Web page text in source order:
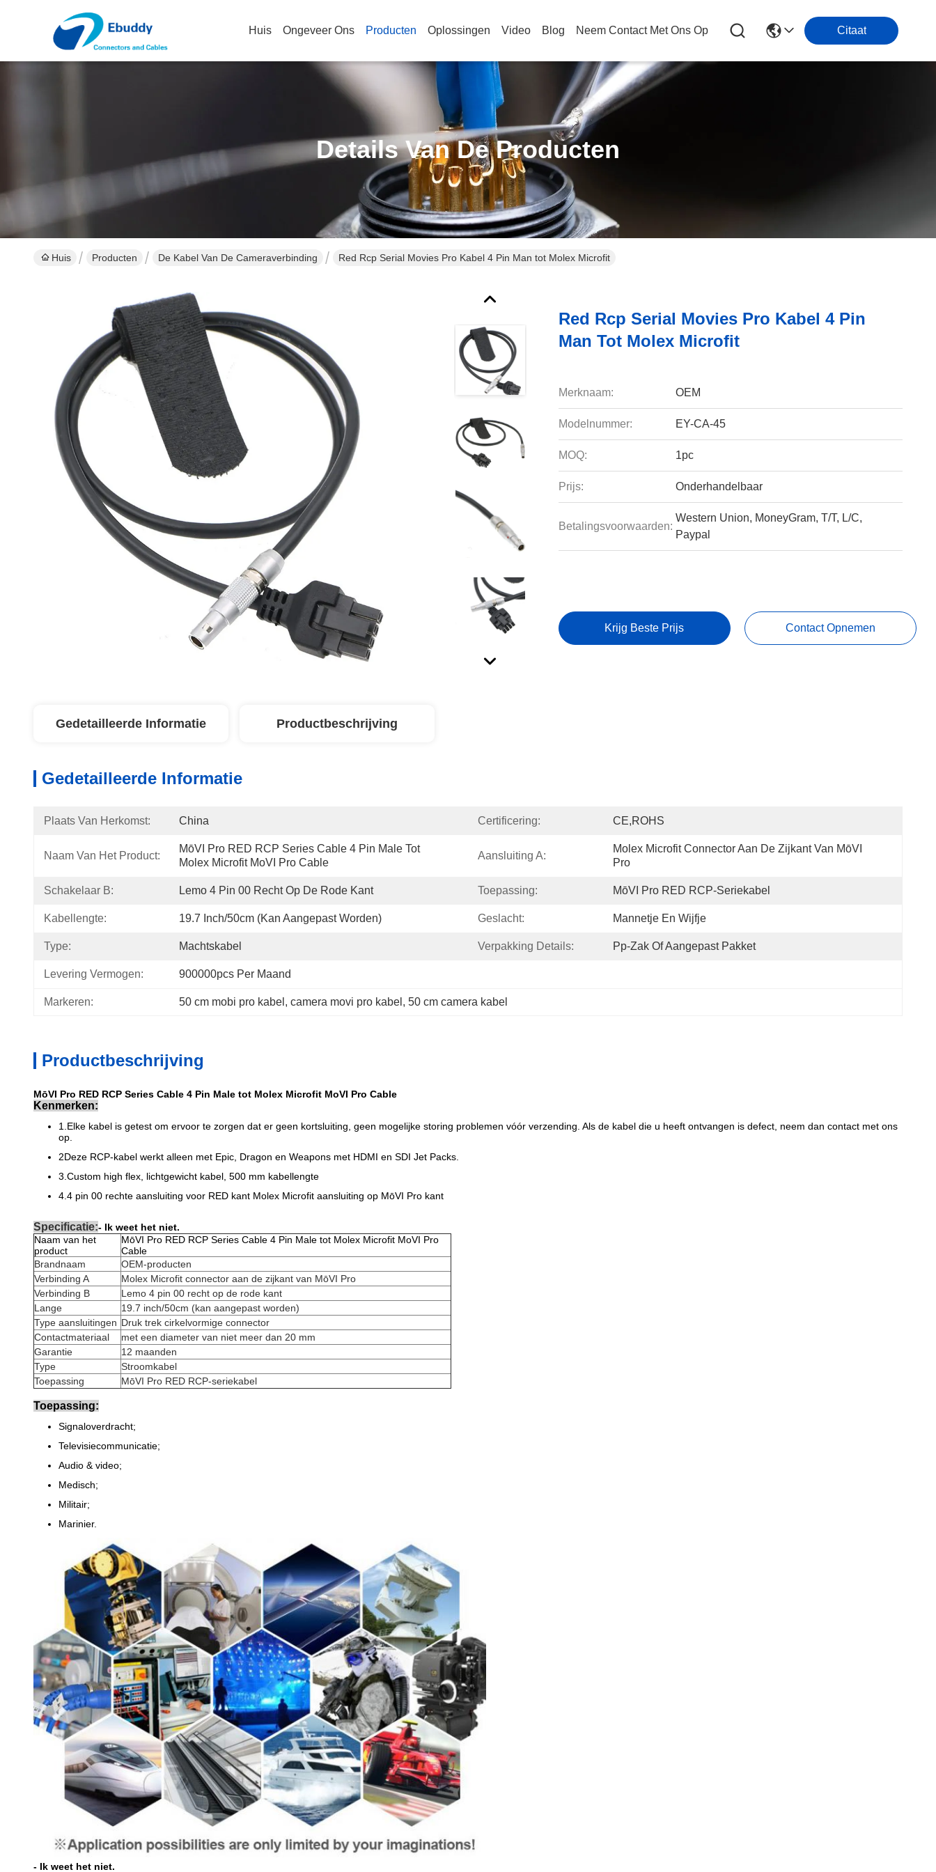
Huis Ongeveer Ons Producten Oplossingen Video Blog Neem Contact Met Ons Op Citaat
Details Van De Producten
Huis Producten De Kabel Van De Cameraverbinding Red Rcp Serial Movies Pro Kabel 4 Pin Man tot Molex Microfit
Red Rcp Serial Movies Pro Kabel 4 Pin
Man Tot Molex Microfit
Merknaam: OEM
Modelnummer: EY-CA-45
MOQ: 1pc
Prijs: Onderhandelbaar
Betalingsvoorwaarden:
Western Union, MoneyGram, T/T, L/C,
Paypal
Krijg Beste Prijs Contact Opnemen
Gedetailleerde Informatie Productbeschrijving
Gedetailleerde Informatie
Plaats Van Herkomst: China Certificering: CE,ROHS
Naam Van Het Product:
MōVI Pro RED RCP Series Cable 4 Pin Male Tot
Molex Microfit MoVI Pro Cable
Aansluiting A:
Molex Microfit Connector Aan De Zijkant Van MōVI
Pro
Schakelaar B: Lemo 4 Pin 00 Recht Op De Rode Kant Toepassing: MōVI Pro RED RCP-Seriekabel
Kabellengte: 19.7 Inch/50cm (kan Aangepast Worden) Geslacht: Mannetje En Wijfje
Type: Machtskabel Verpakking Details: Pp-Zak Of Aangepast Pakket
Levering Vermogen: 900000pcs Per Maand
Markeren: 50 cm mobi pro kabel , camera movi pro kabel , 50 cm camera kabel
Productbeschrijving
MōVI Pro RED RCP Series Cable 4 Pin Male tot Molex Microfit MoVI Pro Cable
Kenmerken:
1.Elke kabel is getest om ervoor te zorgen dat er geen kortsluiting, geen mogelijke storing problemen vóór verzending. Als de kabel die u heeft ontvangen is defect, neem dan contact met ons
op.
2Deze RCP-kabel werkt alleen met Epic, Dragon en Weapons met HDMI en SDI Jet Packs.
3.Custom high flex, lichtgewicht kabel, 500 mm kabellengte
4.4 pin 00 rechte aansluiting voor RED kant Molex Microfit aansluiting op MōVI Pro kant
Specificatie:- Ik weet het niet.
Naam van het
product
MōVI Pro RED RCP Series Cable 4 Pin Male tot Molex Microfit MoVI Pro
Cable
Brandnaam
OEM-producten
Verbinding A
Molex Microfit connector aan de zijkant van MōVI Pro
Verbinding B
Lemo 4 pin 00 recht op de rode kant
Lange
19.7 inch/50cm (kan aangepast worden)
Type aansluitingen Druk trek cirkelvormige connector
Contactmateriaal
met een diameter van niet meer dan 20 mm
Garantie
12 maanden
Type
Stroomkabel
Toepassing
MōVI Pro RED RCP-seriekabel
Toepassing:
Signaloverdracht;
Televisiecommunicatie;
Audio & video;
Medisch;
Militair;
Marinier.
- Ik weet het niet.